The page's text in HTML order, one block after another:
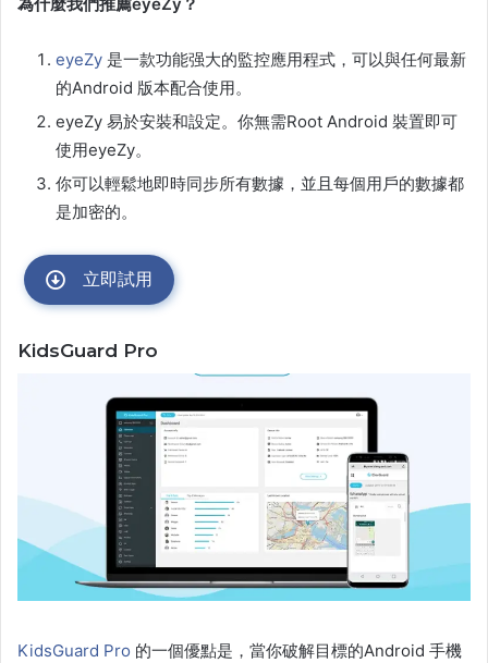
eyeZy 是一款功能强大的監控應用程式，可以與任何最新
的Android 版本配合使用。
eyeZy 易於安裝和設定。你無需Root Android 裝置即可
使用eyeZy。
你可以輕鬆地即時同步所有數據，並且每個用戶的數據都
是加密的。
立即試用
KidsGuard Pro
KidsGuard Pro 的一個優點是，當你破解目標的Android 手機